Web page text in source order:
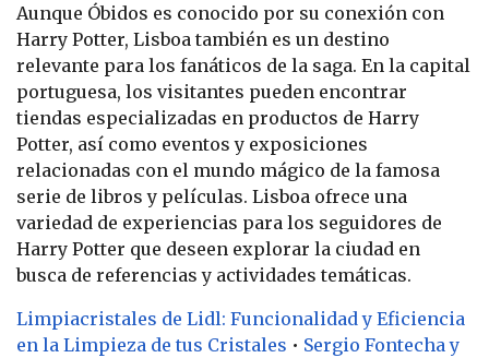
Aunque Óbidos es conocido por su conexión con
Harry Potter, Lisboa también es un destino
relevante para los fanáticos de la saga. En la capital
portuguesa, los visitantes pueden encontrar
tiendas especializadas en productos de Harry
Potter, así como eventos y exposiciones
relacionadas con el mundo mágico de la famosa
serie de libros y películas. Lisboa ofrece una
variedad de experiencias para los seguidores de
Harry Potter que deseen explorar la ciudad en
busca de referencias y actividades temáticas.
Limpiacristales de Lidl: Funcionalidad y Eficiencia
en la Limpieza de tus Cristales • Sergio Fontecha y